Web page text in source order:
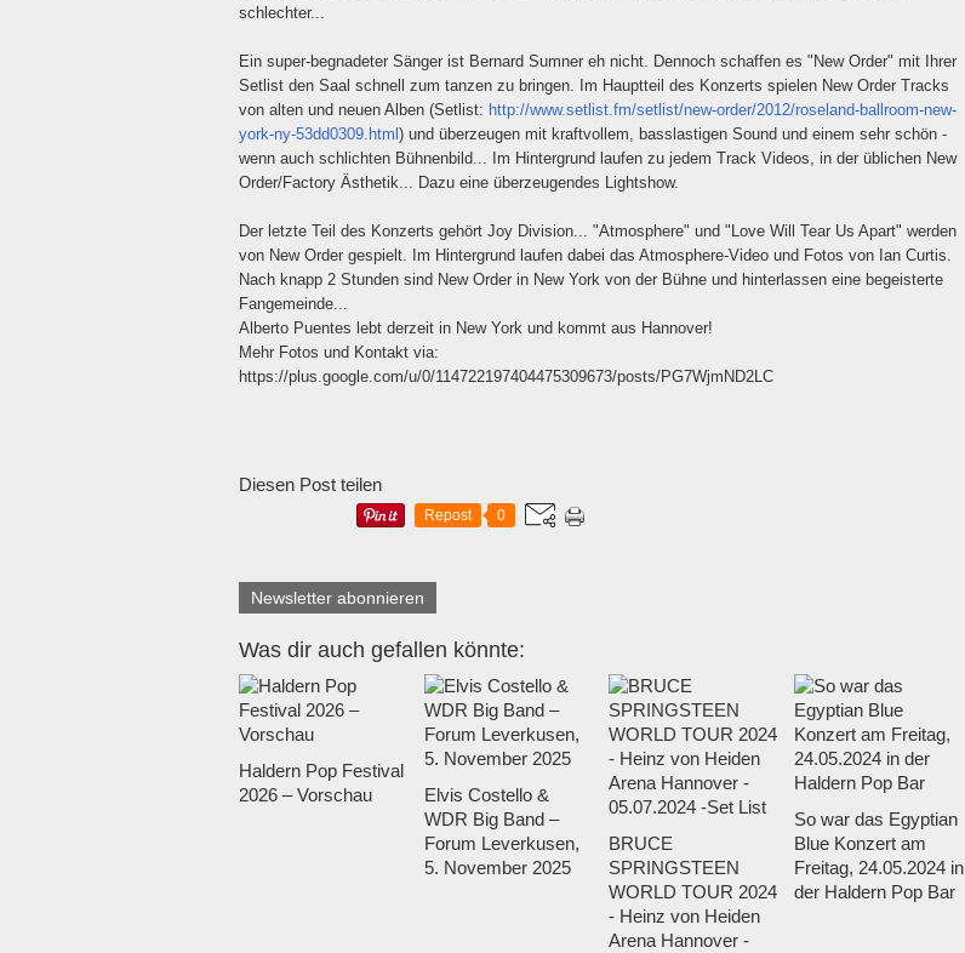
schlechter...
Ein super-begnadeter Sänger ist Bernard Sumner eh nicht. Dennoch schaffen es "New Order" mit Ihrer
Setlist den Saal schnell zum tanzen zu bringen. Im Hauptteil des Konzerts spielen New Order Tracks
von alten und neuen Alben (Setlist: http://www.setlist.fm/setlist/new-order/2012/roseland-ballroom-new-
york-ny-53dd0309.html ) und überzeugen mit kraftvollem, basslastigen Sound und einem sehr schön -
wenn auch schlichten Bühnenbild... Im Hintergrund laufen zu jedem Track Videos, in der üblichen New
Order/Factory Ästhetik... Dazu eine überzeugendes Lightshow.
Der letzte Teil des Konzerts gehört Joy Division... "Atmosphere" und "Love Will Tear Us Apart" werden
von New Order gespielt. Im Hintergrund laufen dabei das Atmosphere-Video und Fotos von Ian Curtis.
Nach knapp 2 Stunden sind New Order in New York von der Bühne und hinterlassen eine begeisterte
Fangemeinde...
Alberto Puentes lebt derzeit in New York und kommt aus Hannover!
Mehr Fotos und Kontakt via:
https://plus.google.com/u/0/114722197404475309673/posts/PG7WjmND2LC
Diesen Post teilen
Repost 0
Newsletter abonnieren
Was dir auch gefallen könnte:
Haldern Pop Festival
2026 – Vorschau
Elvis Costello &
WDR Big Band –
Forum Leverkusen,
5. November 2025
BRUCE
SPRINGSTEEN
WORLD TOUR 2024
- Heinz von Heiden
Arena Hannover -
So war das Egyptian
Blue Konzert am
Freitag, 24.05.2024 in
der Haldern Pop Bar